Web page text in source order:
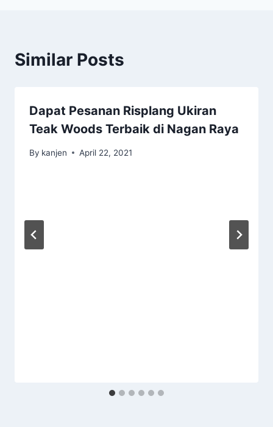
Similar Posts
Dapat Pesanan Risplang Ukiran
Teak Woods Terbaik di Nagan Raya
By kanjen April 22, 2021